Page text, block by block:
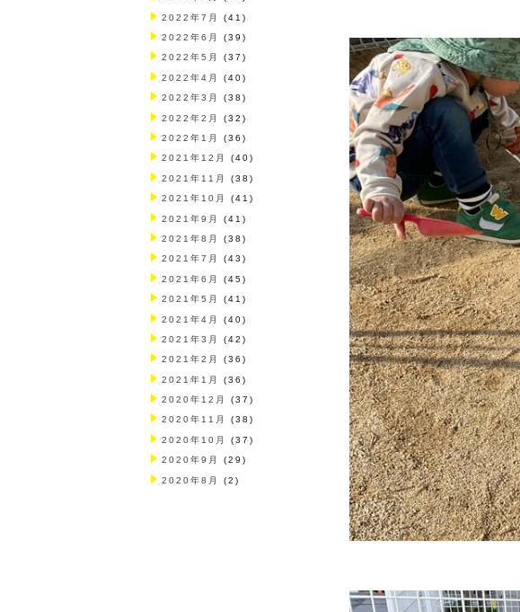
2022年7月 (41)
2022年6月 (39)
2022年5月 (37)
2022年4月 (40)
2022年3月 (38)
2022年2月 (32)
2022年1月 (36)
2021年12月 (40)
2021年11月 (38)
2021年10月 (41)
2021年9月 (41)
2021年8月 (38)
2021年7月 (43)
2021年6月 (45)
2021年5月 (41)
2021年4月 (40)
2021年3月 (42)
2021年2月 (36)
2021年1月 (36)
2020年12月 (37)
2020年11月 (38)
2020年10月 (37)
2020年9月 (29)
2020年8月 (2)